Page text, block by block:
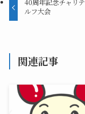
40周年記念チャリ
ルフ大会
関連記事